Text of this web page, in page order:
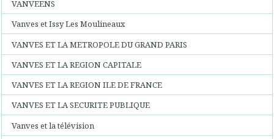
VANVEENS
Vanves et Issy Les Moulineaux
VANVES ET LA METROPOLE DU GRAND PARIS
VANVES ET LA REGION CAPITALE
VANVES ET LA REGION ILE DE FRANCE
VANVES ET LA SECURITE PUBLIQUE
Vanves et la télévision